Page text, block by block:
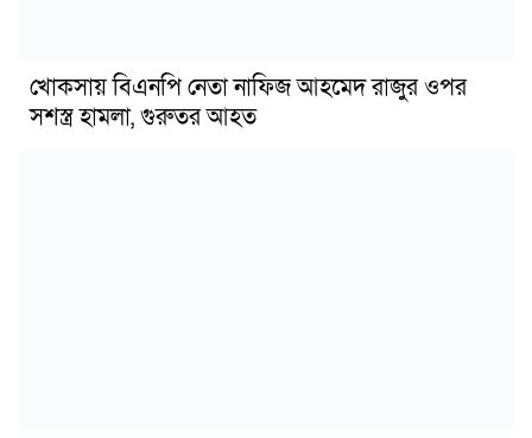
খোকসায় বিএনপি নেতা নাফিজ আহমেদ রাজুর ওপর
সশস্ত্র হামলা, গুরুতর আহত